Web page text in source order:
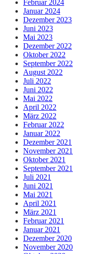
Februar 2024
Januar 2024
Dezember 2023
Juni 2023
Mai 2023
Dezember 2022
Oktober 2022
September 2022
August 2022
Juli 2022
Juni 2022
Mai 2022
April 2022
März 2022
Februar 2022
Januar 2022
Dezember 2021
November 2021
Oktober 2021
September 2021
Juli 2021
Juni 2021
Mai 2021
April 2021
März 2021
Februar 2021
Januar 2021
Dezember 2020
November 2020